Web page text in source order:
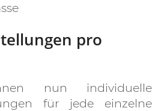
pro
nun individuelle
für jede einzelne